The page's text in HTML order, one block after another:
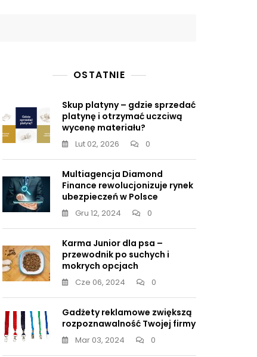
OSTATNIE
Skup platyny – gdzie sprzedać
platynę i otrzymać uczciwą
wycenę materiału?
Lut 02, 2026 0
Multiagencja Diamond
Finance rewolucjonizuje rynek
ubezpieczeń w Polsce
Gru 12, 2024 0
Karma Junior dla psa –
przewodnik po suchych i
mokrych opcjach
Cze 06, 2024 0
Gadżety reklamowe zwiększą
rozpoznawalność Twojej firmy
Mar 03, 2024 0